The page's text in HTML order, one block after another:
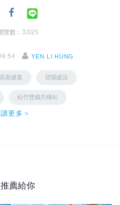
覽數 : 3,025
YEN LI HUNG
新建案 登陽建設
松竹雙鐵共構站
更多＞
薦給你